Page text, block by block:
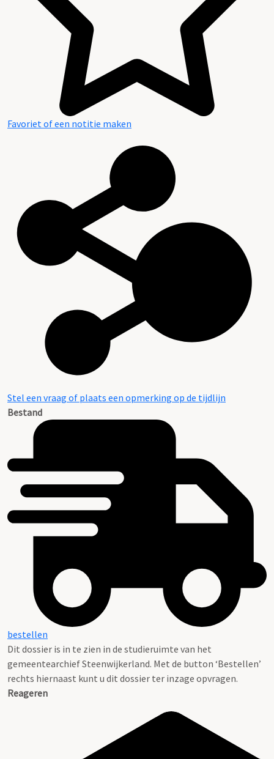
Favoriet of een notitie maken
Stel een vraag of plaats een opmerking op de tijdlijn
Bestand
bestellen
Dit dossier is in te zien in de studieruimte van het
gemeentearchief Steenwijkerland. Met de button ‘Bestellen’
rechts hiernaast kunt u dit dossier ter inzage opvragen.
Reageren